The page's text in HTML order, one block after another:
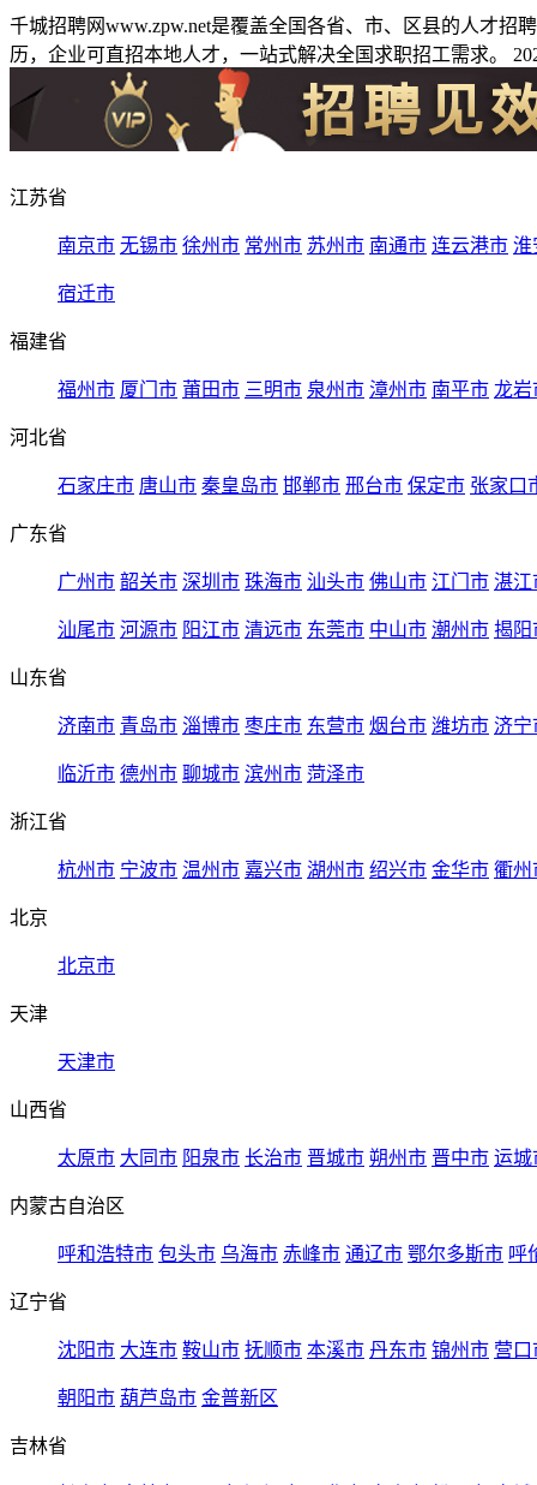
千城招聘网www.zpw.net是覆盖全国各省、市、区县的人才
历，企业可直招本地人才，一站式解决全国求职招工需求。
江苏省
南京市 无锡市 徐州市 常州市 苏州市 南通市 连云港市 淮
宿迁市
福建省
福州市 厦门市 莆田市 三明市 泉州市 漳州市 南平市 龙岩
河北省
石家庄市 唐山市 秦皇岛市 邯郸市 邢台市 保定市 张家口
广东省
广州市 韶关市 深圳市 珠海市 汕头市 佛山市 江门市 湛江
汕尾市 河源市 阳江市 清远市 东莞市 中山市 潮州市 揭阳
山东省
济南市 青岛市 淄博市 枣庄市 东营市 烟台市 潍坊市 济宁
临沂市 德州市 聊城市 滨州市 菏泽市
浙江省
杭州市 宁波市 温州市 嘉兴市 湖州市 绍兴市 金华市 衢州
北京
北京市
天津
天津市
山西省
太原市 大同市 阳泉市 长治市 晋城市 朔州市 晋中市 运城
内蒙古自治区
呼和浩特市 包头市 乌海市 赤峰市 通辽市 鄂尔多斯市 呼
辽宁省
沈阳市 大连市 鞍山市 抚顺市 本溪市 丹东市 锦州市 营口
朝阳市 葫芦岛市 金普新区
吉林省